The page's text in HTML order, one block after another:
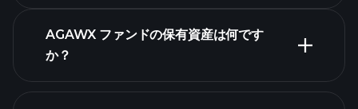
AGAWX ファンドの保有資産は何です
か？